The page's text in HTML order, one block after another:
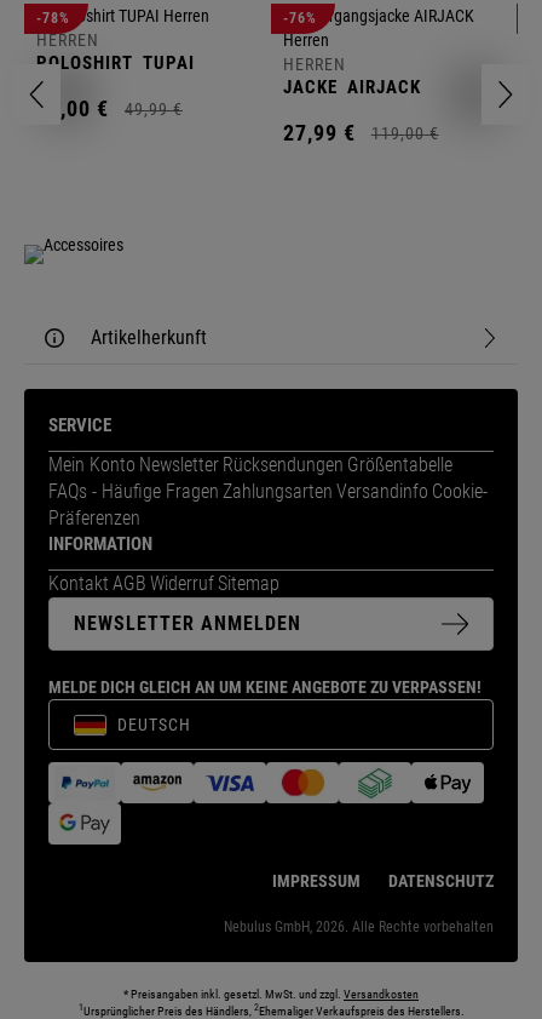
-78%
HERREN
POLOSHIRT TUPAI
11,00 € 49,99 €
-76%
HERREN
JACKE AIRJACK
27,99 € 119,00 €
Artikelherkunft
SERVICE
Mein Konto Newsletter Rücksendungen Größentabelle
FAQs - Häufige Fragen Zahlungsarten Versandinfo Cookie-
Präferenzen
INFORMATION
Kontakt AGB Widerruf Sitemap
NEWSLETTER ANMELDEN
MELDE DICH GLEICH AN UM KEINE ANGEBOTE ZU VERPASSEN!
DEUTSCH
IMPRESSUM DATENSCHUTZ
Nebulus GmbH, 2026. Alle Rechte vorbehalten
* Preisangaben inkl. gesetzl. MwSt. und zzgl. Versandkosten
1Ursprünglicher Preis des Händlers, 2Ehemaliger Verkaufspreis des Herstellers.